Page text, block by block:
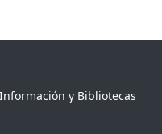
y Bibliotecas